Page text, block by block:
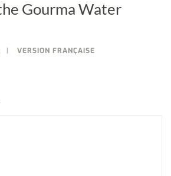
Gourma Water
VERSION FRANÇAISE